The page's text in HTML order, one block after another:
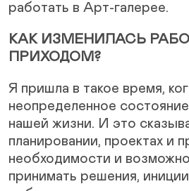
работать в Арт-галерее.
КАК ИЗМЕНИЛАСЬ
ПРИХОДОМ?
Я пришла в такое время,
неопределенное
нашей жизни. И это
планировании, проектах и
необходимости и
принимать решения,